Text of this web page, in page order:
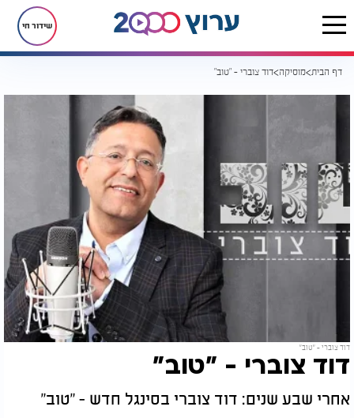
שידור חי
דף הבית מוסיקה דוד צוברי - "טוב"
דוד צוברי - "טוב"
דוד צוברי - "טוב"
אחרי שבע שנים: דוד צוברי בסינגל חדש - "טוב"